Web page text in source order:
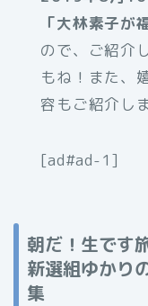
「大林素子が
ので、ご紹介
もね！また、
容もご紹介し
[ad#ad-1]
朝だ！生です
新選組ゆかり
集